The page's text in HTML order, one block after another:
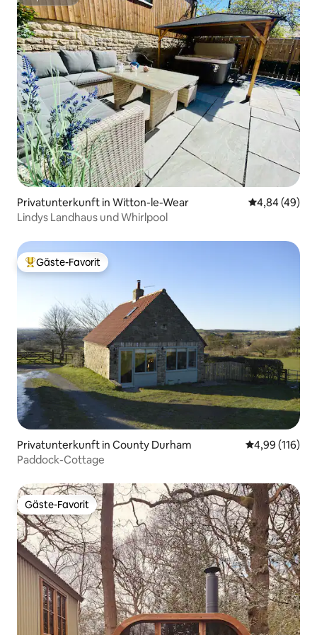
Privatunterkunft in Witton-le-Wear
4,84 (49)
Lindys Landhaus und Whirlpool
Beliebter Gäste-Favorit.
Gäste-Favorit
Privatunterkunft in County Durham
4,99 (116)
Paddock-Cottage
Gäste-Favorit
Gäste-Favorit